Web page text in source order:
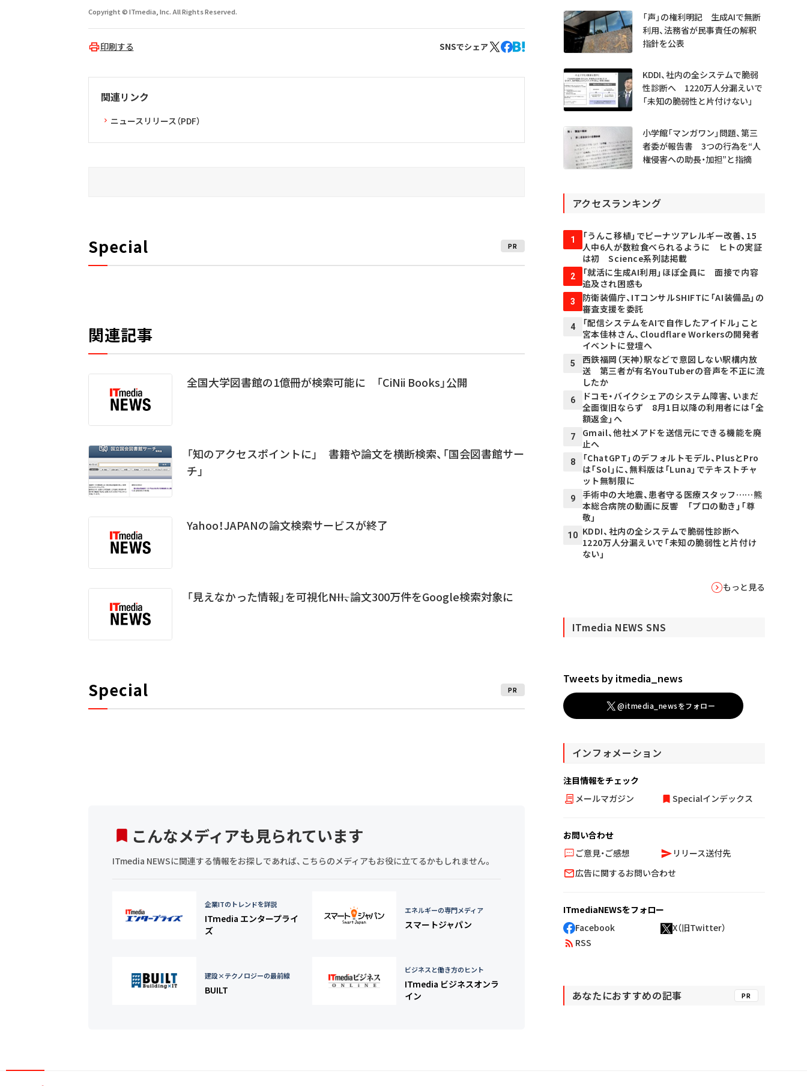
Copyright © ITmedia, Inc. All Rights Reserved.
印刷する SNSでシェア
関連リンク
ニュースリリース（PDF）
Special PR
関連記事
全国大学図書館の1億冊が検索可能に 「CiNii Books」公開
「知のアクセスポイントに」 書籍や論文を横断検索、「国会図書館サー
チ」
Yahoo！JAPANの論文検索サービスが終了
「見えなかった情報」を可視化――NII、論文300万件をGoogle検索対象に
Special PR
こんなメディアも見られています
ITmedia NEWSに関連する情報をお探しであれば、こちらのメディアもお役に立てるかもしれません。
企業ITのトレンドを詳説
ITmedia エンタープライ
ズ
エネルギーの専門メディア
スマートジャパン
建設×テクノロジーの最前線
BUILT
ビジネスと働き方のヒント
ITmedia ビジネスオンラ
イン
「声」の権利明記 生成AIで無断
利用、法務省が民事責任の解釈
指針を公表
KDDI、社内の全システムで脆弱
性診断へ 1220万人分漏えいで
「未知の脆弱性と片付けない」
小学館「マンガワン」問題、第三
者委が報告書 3つの行為を“人
権侵害への助長・加担”と指摘
アクセスランキング
1
「うんこ移植」でピーナツアレルギー改善、15
人中6人が数粒食べられるように ヒトの実証
は初 Science系列誌掲載
2
「就活に生成AI利用」ほぼ全員に 面接で内容
追及され困惑も
3
防衛装備庁、ITコンサルSHIFTに「AI装備品」の
審査支援を委託
4
「配信システムをAIで自作したアイドル」こと
宮本佳林さん、Cloudflare Workersの開発者
イベントに登壇へ
5
西鉄福岡（天神）駅などで意図しない駅構内放
送 第三者が有名YouTuberの音声を不正に流
したか
6
ドコモ・バイクシェアのシステム障害、いまだ
全面復旧ならず 8月1日以降の利用者には「全
額返金」へ
7
Gmail、他社メアドを送信元にできる機能を廃
止へ
8
「ChatGPT」のデフォルトモデル、PlusとPro
は「Sol」に、無料版は「Luna」でテキストチャ
ット無制限に
9
手術中の大地震、患者守る医療スタッフ……熊
本総合病院の動画に反響 「プロの動き」「尊
敬」
10 KDDI、社内の全システムで脆弱性診断へ
1220万人分漏えいで「未知の脆弱性と片付け
ない」
もっと見る
ITmedia NEWS SNS
Tweets by itmedia_news
@itmedia_newsをフォロー
インフォメーション
注目情報をチェック
メールマガジン
Specialインデックス
お問い合わせ
ご意見・ご感想
リリース送付先
広告に関するお問い合わせ
ITmediaNEWSをフォロー
Facebook
X（旧Twitter）
RSS
あなたにおすすめの記事 PR